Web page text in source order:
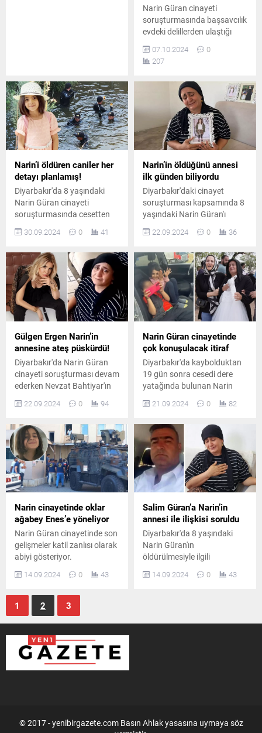
Narin Güran cinayeti
soruşturmasında başsavcılık
evdeki delillerden ulaştığı
Narin'in kendi evinde bir
odada katledildiği sonucuna
07.10.2024
0
207
Narin’i öldüren caniler her
detayı planlamış!
Diyarbakır'da 8 yaşındaki
Narin Güran cinayeti
soruşturmasında cesetten
alınan 91 farklı numuneden
herhangi bir sonuca
raporunda farklı kişilere ait
DNA veya doku örneğine
rastlanmadı.
30.09.2024 0 41
Narin’in öldüğünü annesi
ilk günden biliyordu
Diyarbakır'daki cinayet
soruşturması kapsamında 8
yaşındaki Narin Güran'ı
dereye gömdüğünü itiraf
eden Nevzat Bahtiyar'ın
ilginç ayrıntılar yer aldı.
22.09.2024 0 36
Gülgen Ergen Narin’in
annesine ateş püskürdü!
Diyarbakır'da Narin Güran
cinayeti soruşturması devam
ederken Nevzat Bahtiyar'ın
itirafları sonrası ünlü şarkıcı
Gülben Ergen anne Yüksel
paylaşımda bulundu.
22.09.2024 0 94
Narin Güran cinayetinde
çok konuşulacak itiraf
Diyarbakır'da kaybolduktan
19 gün sonra cesedi dere
yatağında bulunan Narin
Güran cinayetinde önemli bir
gelişme yaşandı. İtirafçı
cezaevinden çıkarılarak
adliyeye getirildi ve cinayetle
ilgili her şeyi itiraf edeceğini
söyledi.
21.09.2024 0 82
Narin cinayetinde oklar
ağabey Enes’e yöneliyor
Narin Güran cinayetinde son
gelişmeler katil zanlısı olarak
abiyi gösteriyor.
14.09.2024 0 43
Salim Güran’a Narin’in
annesi ile ilişkisi soruldu
Diyarbakır'da 8 yaşındaki
Narin Güran'ın
öldürülmesiyle ilgili
soruşturma kapsamında
tutuklu olan Salim Güran'ın
yöneltildi.
14.09.2024 0 43
1 2 3
© 2017 - yenibirgazete.com Basın Ahlak yasasına uymaya söz